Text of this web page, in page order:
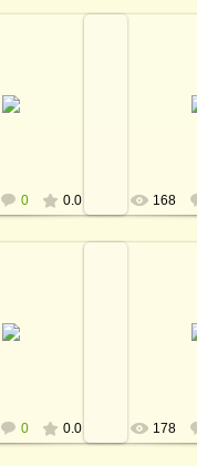
0 0.0 168
0 0.0 178